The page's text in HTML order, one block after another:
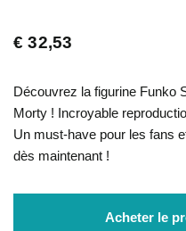
€ 32,53
Découvrez la figurine Funko
Morty ! Incroyable
Un must-have pour les fans
dès maintenant !
Acheter le